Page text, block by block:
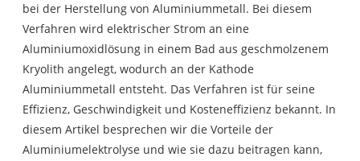
bei der Herstellung von Aluminiummetall. Bei diesem
Verfahren wird elektrischer Strom an eine
Aluminiumoxidlösung in einem Bad aus geschmolzenem
Kryolith angelegt, wodurch an der Kathode
Aluminiummetall entsteht. Das Verfahren ist für seine
Effizienz, Geschwindigkeit und Kosteneffizienz bekannt. In
diesem Artikel besprechen wir die Vorteile der
Aluminiumelektrolyse und wie sie dazu beitragen kann,